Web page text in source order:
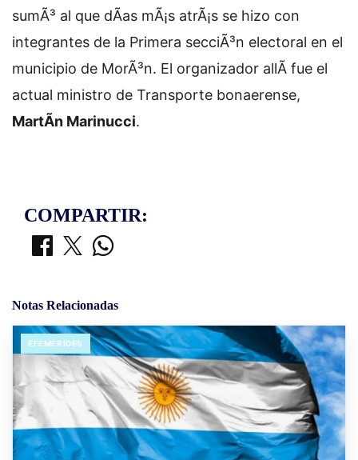
sumÃ³ al que dÃ­as mÃ¡s atrÃ¡s se hizo con
integrantes de la Primera secciÃ³n electoral en el
municipio de MorÃ³n. El organizador allÃ­ fue el
actual ministro de Transporte bonaerense,
MartÃ­n Marinucci.
COMPARTIR:
Notas Relacionadas
EFEMERIDES